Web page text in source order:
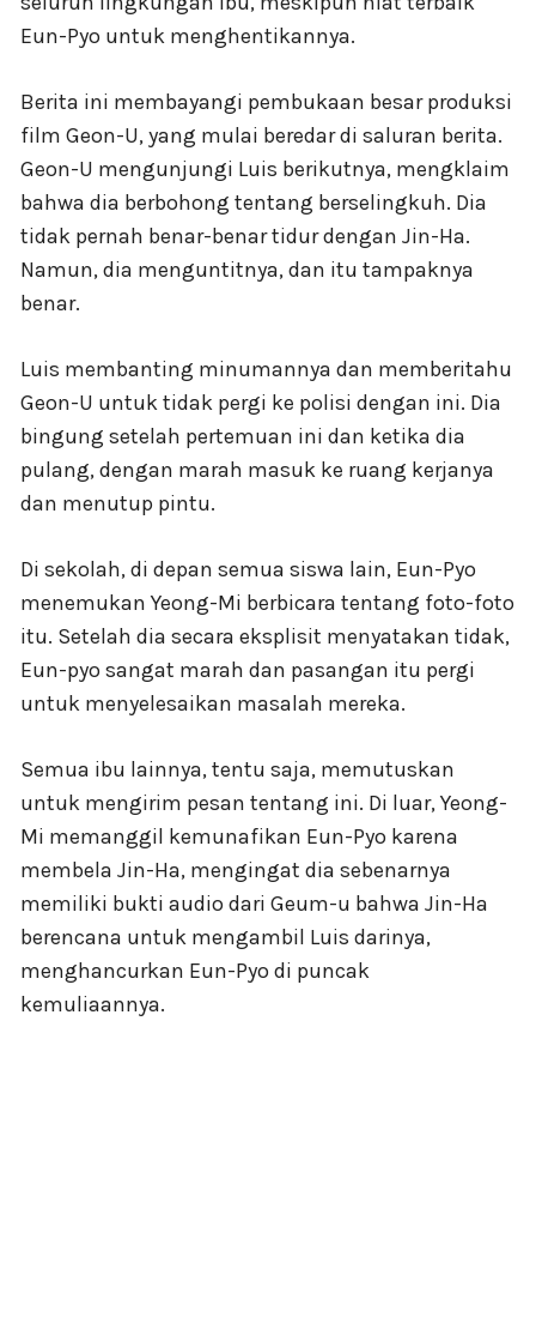
Eun-Pyo untuk menghentikannya.
Berita ini membayangi pembukaan besar produksi
film Geon-U, yang mulai beredar di saluran berita.
Geon-U mengunjungi Luis berikutnya, mengklaim
bahwa dia berbohong tentang berselingkuh. Dia
tidak pernah benar-benar tidur dengan Jin-Ha.
Namun, dia menguntitnya, dan itu tampaknya
benar.
Luis membanting minumannya dan memberitahu
Geon-U untuk tidak pergi ke polisi dengan ini. Dia
bingung setelah pertemuan ini dan ketika dia
pulang, dengan marah masuk ke ruang kerjanya
dan menutup pintu.
Di sekolah, di depan semua siswa lain, Eun-Pyo
menemukan Yeong-Mi berbicara tentang foto-foto
itu. Setelah dia secara eksplisit menyatakan tidak,
Eun-pyo sangat marah dan pasangan itu pergi
untuk menyelesaikan masalah mereka.
Semua ibu lainnya, tentu saja, memutuskan
untuk mengirim pesan tentang ini. Di luar, Yeong-
Mi memanggil kemunafikan Eun-Pyo karena
membela Jin-Ha, mengingat dia sebenarnya
memiliki bukti audio dari Geum-u bahwa Jin-Ha
berencana untuk mengambil Luis darinya,
menghancurkan Eun-Pyo di puncak
kemuliaannya.